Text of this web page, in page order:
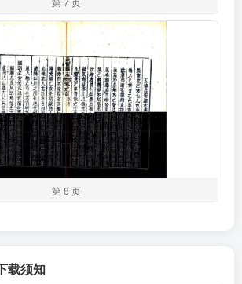
第 8 页
载须知